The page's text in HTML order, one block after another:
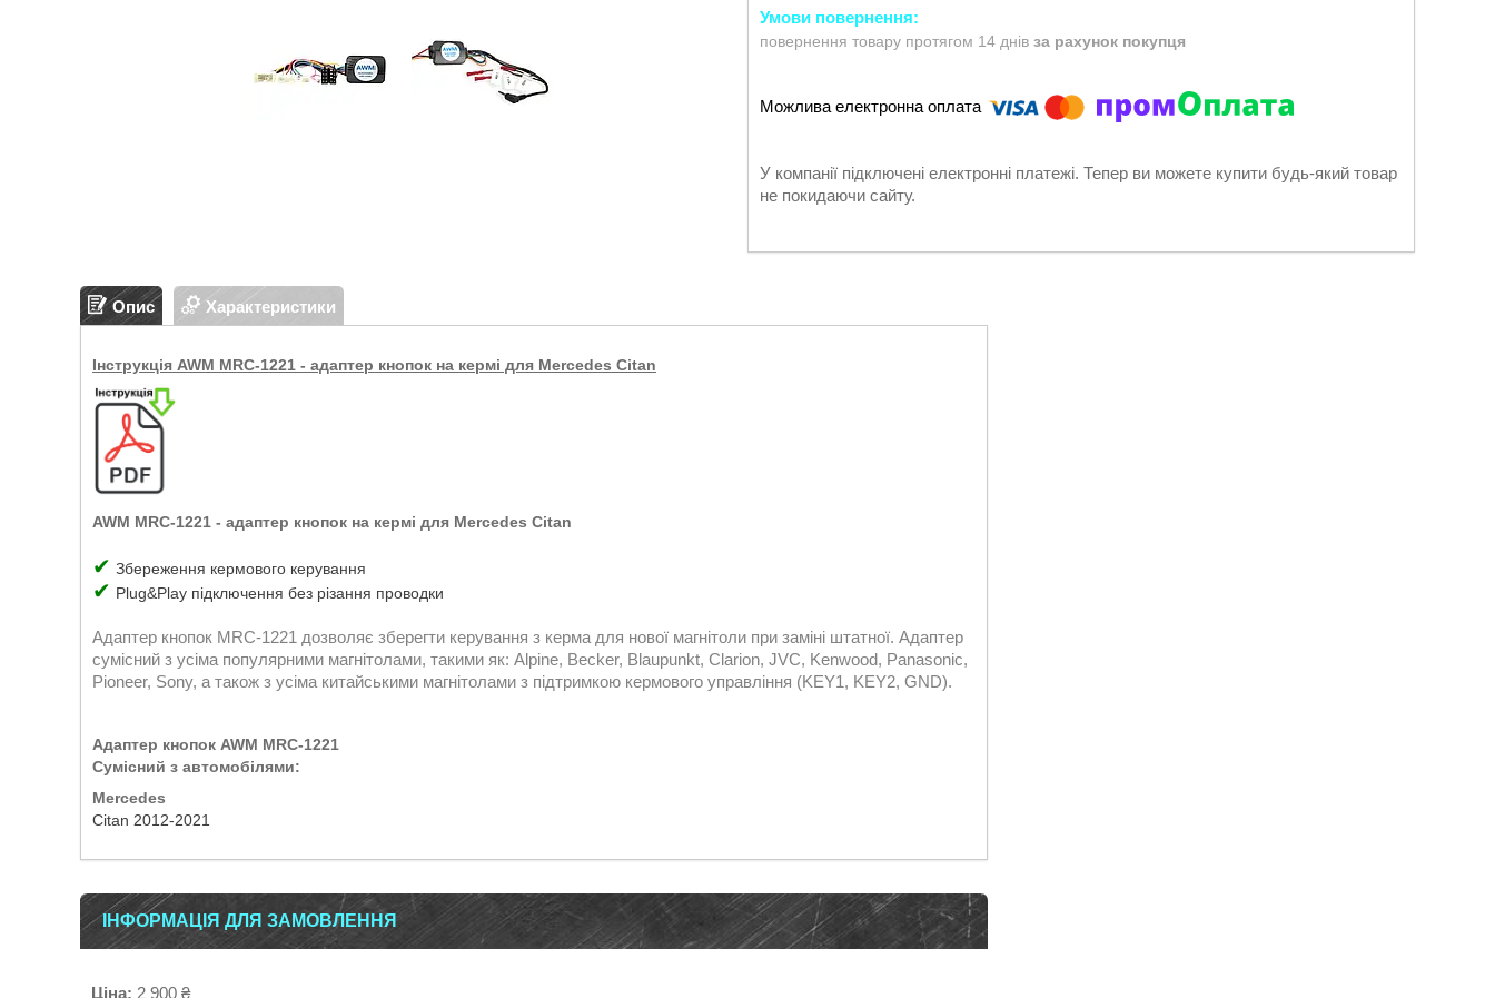
повернення товару протягом 14 днів за рахунок покупця
У компанії підключені електронні платежі. Тепер ви можете купити будь-який товар
не покидаючи сайту.
Опис Характеристики
Інструкція AWM MRC-1221 - адаптер кнопок на кермі для Mercedes Citan
AWM MRC-1221 - адаптер кнопок на кермі для Mercedes Citan
✔ Збереження кермового керування
✔ Plug&Play підключення без різання проводки
Адаптер кнопок MRC-1221 дозволяє зберегти керування з керма для нової магнітоли при заміні штатної. Адаптер
сумісний з усіма популярними магнітолами, такими як: Alpine, Becker, Blaupunkt, Clarion, JVC, Kenwood, Panasonic,
Pioneer, Sony, а також з усіма китайськими магнітолами з підтримкою кермового управління (KEY1, KEY2, GND).
Адаптер кнопок AWM MRC-1221
Сумісний з автомобілями:
Mercedes
Citan 2012-2021
ІНФОРМАЦІЯ ДЛЯ ЗАМОВЛЕННЯ
Ціна: 2 900 ₴